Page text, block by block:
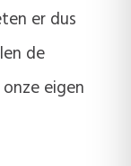
er dus
de
eigen